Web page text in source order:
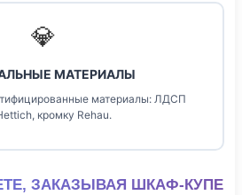
💎
МАТЕРИАЛЫ
материалы: ЛДСП
кромку Rehau.
ЗАКАЗЫВАЯ ШКАФ-КУПЕ